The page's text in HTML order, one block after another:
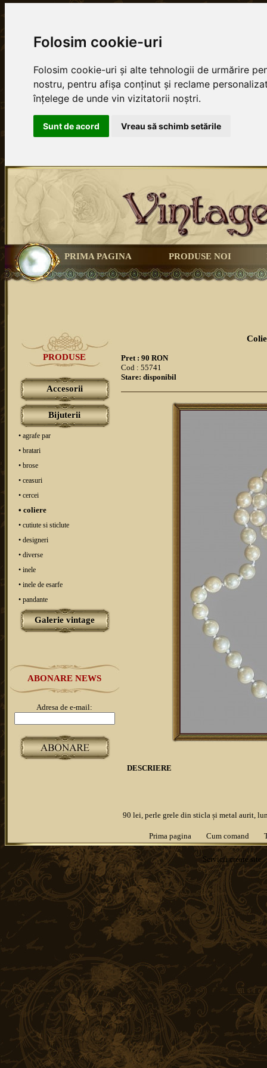
Folosim cookie-uri
Folosim cookie-uri și alte tehnologii de urmărire
nostru, pentru afișa conținut și reclame
înțelege de unde vin vizitatorii noștri.
Sunt de acord Vreau să schimb setările
PRIMA PAGINA PRODUSE NOI
PRODUSE
Accesorii
Bijuterii
• agrafe par
• bratari
• brose
• ceasuri
• cercei
• coliere
• cutiute si sticlute
• designeri
• diverse
• inele
• inele de esarfe
• pandante
Galerie vintage
ABONARE NEWS
Adresa de e-mail:
Pret : 90 RON
Cod : 55741
Stare: disponibil
DESCRIERE
90 lei, perle grele din sticla și metal aurit,
Prima pagina Cum comand
Serviciicreare site